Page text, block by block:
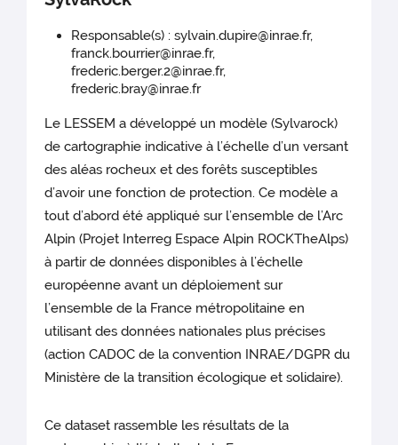
Responsable(s) : sylvain.dupire@inrae.fr,
franck.bourrier@inrae.fr,
frederic.berger.2@inrae.fr,
frederic.bray@inrae.fr
Le LESSEM a développé un modèle (Sylvarock)
de cartographie indicative à l’échelle d’un versant
des aléas rocheux et des forêts susceptibles
d’avoir une fonction de protection. Ce modèle a
tout d’abord été appliqué sur l’ensemble de l’Arc
Alpin (Projet Interreg Espace Alpin ROCKTheAlps)
à partir de données disponibles à l’échelle
européenne avant un déploiement sur
l’ensemble de la France métropolitaine en
utilisant des données nationales plus précises
(action CADOC de la convention INRAE/DGPR du
Ministère de la transition écologique et solidaire).
Ce dataset rassemble les résultats de la